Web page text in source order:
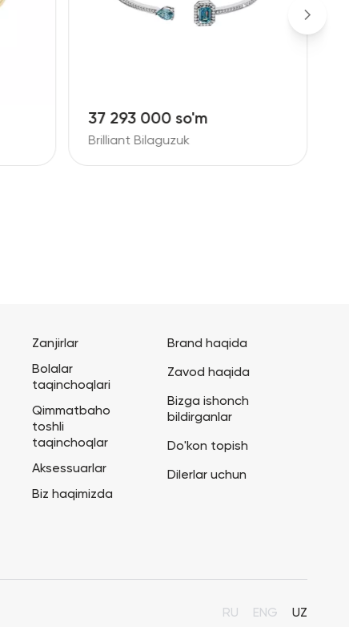
37 293 000 so'm
Brilliant Bilaguzuk
Zanjirlar
Bolalar
taqinchoqlari
Qimmatbaho
toshli
taqinchoqlar
Aksessuarlar
Biz haqimizda
Brand haqida
Zavod haqida
Bizga ishonch
bildirganlar
Do'kon topish
Dilerlar uchun
RU ENG UZ